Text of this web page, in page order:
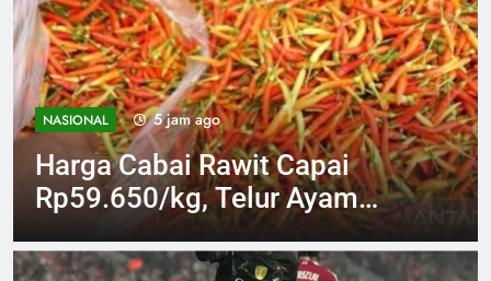
NASIONAL 7 jam ago
TRUMP KEMBALI
TERANCAM PECAT
GUBERNUR THE FED LISA
COOK